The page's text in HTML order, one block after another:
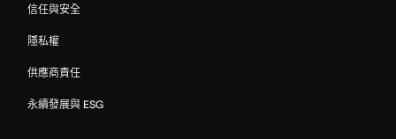
信任與安全
隱私權
供應商責任
永續發展與 ESG